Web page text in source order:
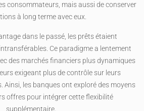
consommateurs, mais aussi de conserver
à long terme avec eux.
dans le passé, les prêts étaient
Ce paradigme a lentement
des marchés financiers plus dynamiques
exigeant plus de contrôle sur leurs
Ainsi, les banques ont exploré des moyens
offres pour intégrer cette flexibilité
supplémentaire.